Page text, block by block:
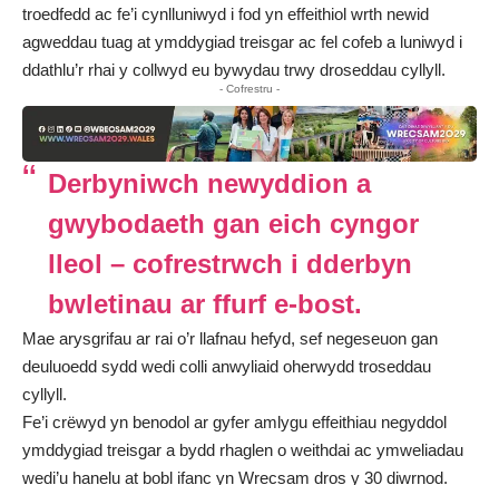
troedfedd ac fe’i cynlluniwyd i fod yn effeithiol wrth newid
agweddau tuag at ymddygiad treisgar ac fel cofeb a luniwyd i
ddathlu’r rhai y collwyd eu bywydau trwy droseddau cyllyll.
- Cofrestru -
Derbyniwch newyddion a
gwybodaeth gan eich cyngor
lleol – cofrestrwch i dderbyn
bwletinau ar ffurf e-bost.
Mae arysgrifau ar rai o’r llafnau hefyd, sef negeseuon gan
deuluoedd sydd wedi colli anwyliaid oherwydd troseddau
cyllyll.
Fe’i crëwyd yn benodol ar gyfer amlygu effeithiau negyddol
ymddygiad treisgar a bydd rhaglen o weithdai ac ymweliadau
wedi’u hanelu at bobl ifanc yn Wrecsam dros y 30 diwrnod.